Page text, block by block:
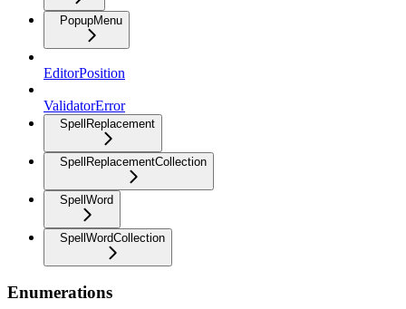
PopupMenu
EditorPosition
ValidatorError
SpellReplacement
SpellReplacementCollection
SpellWord
SpellWordCollection
Enumerations